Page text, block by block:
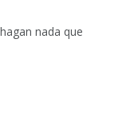
nada que